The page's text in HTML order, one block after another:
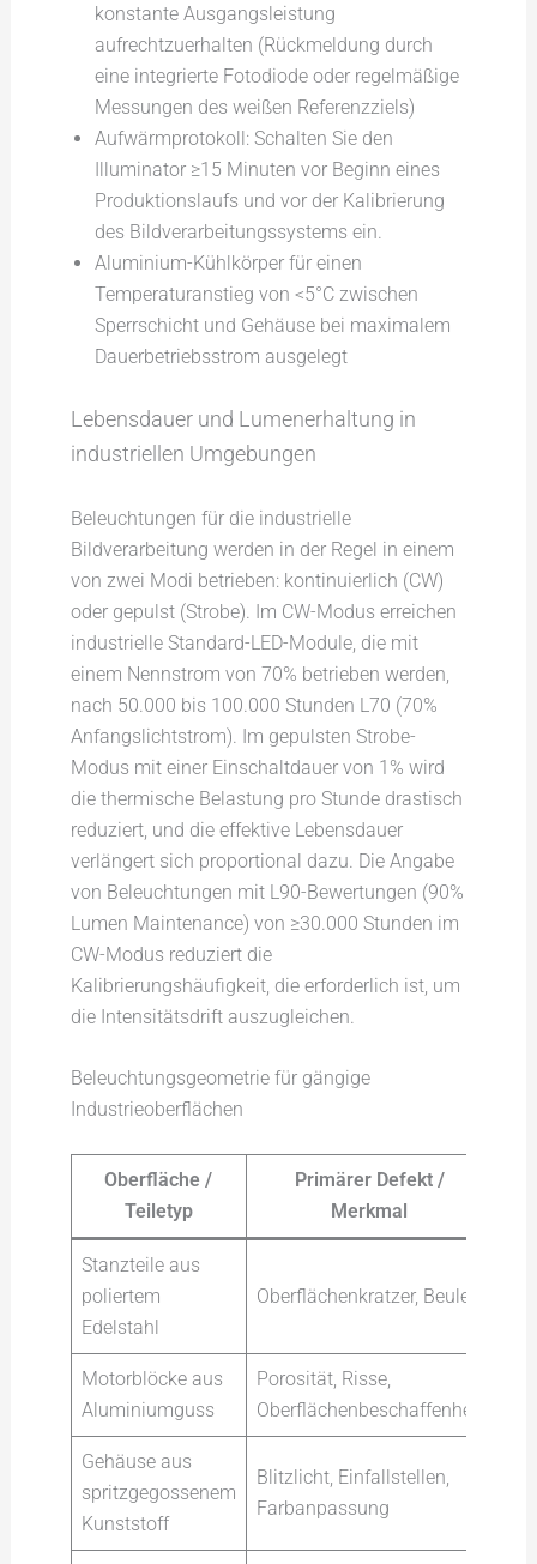
konstante Ausgangsleistung
aufrechtzuerhalten (Rückmeldung durch
eine integrierte Fotodiode oder regelmäßige
Messungen des weißen Referenzziels)
Aufwärmprotokoll: Schalten Sie den
Illuminator ≥15 Minuten vor Beginn eines
Produktionslaufs und vor der Kalibrierung
des Bildverarbeitungssystems ein.
Aluminium-Kühlkörper für einen
Temperaturanstieg von <5°C zwischen
Sperrschicht und Gehäuse bei maximalem
Dauerbetriebsstrom ausgelegt
Lebensdauer und Lumenerhaltung in
industriellen Umgebungen
Beleuchtungen für die industrielle
Bildverarbeitung werden in der Regel in einem
von zwei Modi betrieben: kontinuierlich (CW)
oder gepulst (Strobe). Im CW-Modus erreichen
industrielle Standard-LED-Module, die mit
einem Nennstrom von 70% betrieben werden,
nach 50.000 bis 100.000 Stunden L70 (70%
Anfangslichtstrom). Im gepulsten Strobe-
Modus mit einer Einschaltdauer von 1% wird
die thermische Belastung pro Stunde drastisch
reduziert, und die effektive Lebensdauer
verlängert sich proportional dazu. Die Angabe
von Beleuchtungen mit L90-Bewertungen (90%
Lumen Maintenance) von ≥30.000 Stunden im
CW-Modus reduziert die
Kalibrierungshäufigkeit, die erforderlich ist, um
die Intensitätsdrift auszugleichen.
Beleuchtungsgeometrie für gängige
Industrieoberflächen
Oberfläche /
Teiletyp
Primärer Defekt /
Merkmal
Stanzteile aus
poliertem
Edelstahl
Oberflächenkratzer, Beulen
Motorblöcke aus
Aluminiumguss
Porosität, Risse,
Oberflächenbeschaffenheit
Gehäuse aus
spritzgegossenem
Kunststoff
Blitzlicht, Einfallstellen,
Farbanpassung